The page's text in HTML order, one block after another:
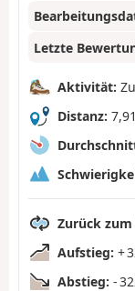
Letzte
Aktivität:
Distanz:
Zurück
Aufstieg: +
Abstieg: -